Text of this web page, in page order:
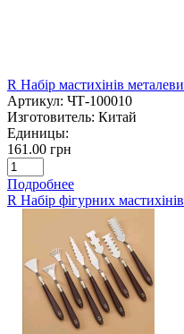
R Набір мастихінів
Артикул: ЧТ-100010
Изготовитель: Китай
Единицы:
161.00 грн
Подробнее
R Набір фігурних